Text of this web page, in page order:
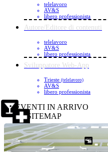
telelavoro
AV&S
libero professionista
Autore/Editore di contenuti
telelavoro
AV&S
libero professionista
Sviluppatore Web-App
Trieste (telelavoro)
AV&S
libero professionista
EVENTI IN ARRIVO
SITEMAP